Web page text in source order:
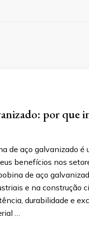
por que
de aço galvanizado é
benefícios nos
de aço
e na construção
durabilidade e
…